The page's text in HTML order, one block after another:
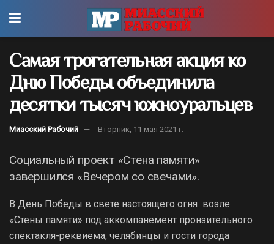
Самая трогательная акция ко
Дню Победы объединила
десятки тысяч южноуральцев
Миасский Рабочий Вторник, 11 мая 2021 г.
Социальный проект «Стена памяти»
завершился «Вечером со свечами».
В День Победы в свете настоящего огня возле
«Стены памяти» под аккомпанемент пронзительного
спектакля-реквиема, челябинцы и гости города